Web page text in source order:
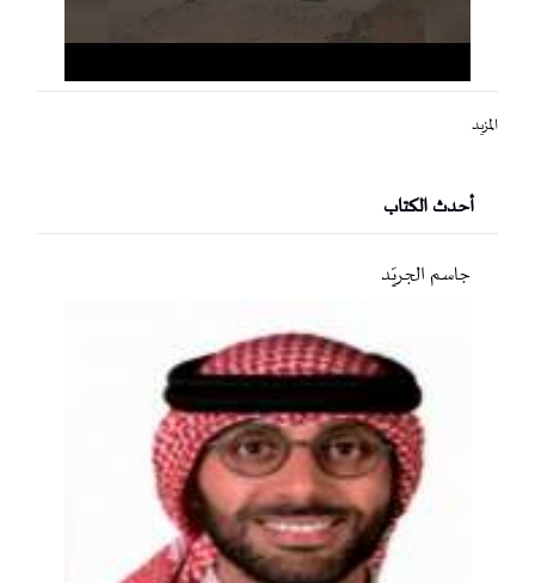
المزيد
أحدث الكتاب
جاسم الجريّد